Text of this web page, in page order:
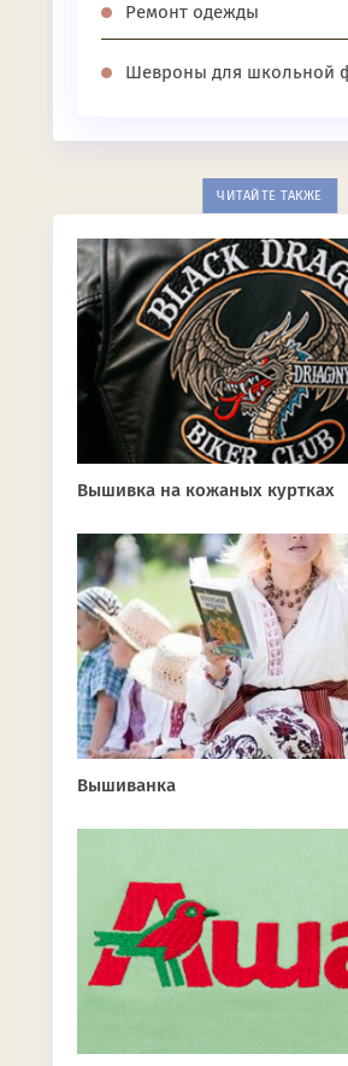
Ремонт одежды
Шевроны для школьной
ЧИТАЙТЕ ТАКЖЕ
Вышивка на кожаных куртках
Вышиванка